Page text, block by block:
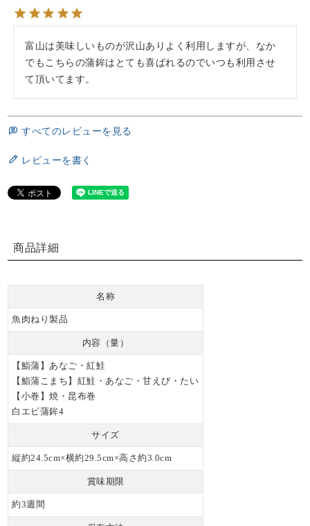
富山は美味しいものが沢山ありよく利用しますが、なか
でもこちらの蒲鉾はとても喜ばれるのでいつも利用させ
て頂いてます。
すべてのレビューを見る
レビューを書く
商品詳細
名称
魚肉ねり製品
内容（量）
【鮨蒲】あなご・紅鮭
【鮨蒲こまち】紅鮭・あなご・甘えび・たい
【小巻】焼・昆布巻
白エビ蒲鉾4
サイズ
縦約24.5cm×横約29.5cm×高さ約3.0cm
賞味期限
約3週間